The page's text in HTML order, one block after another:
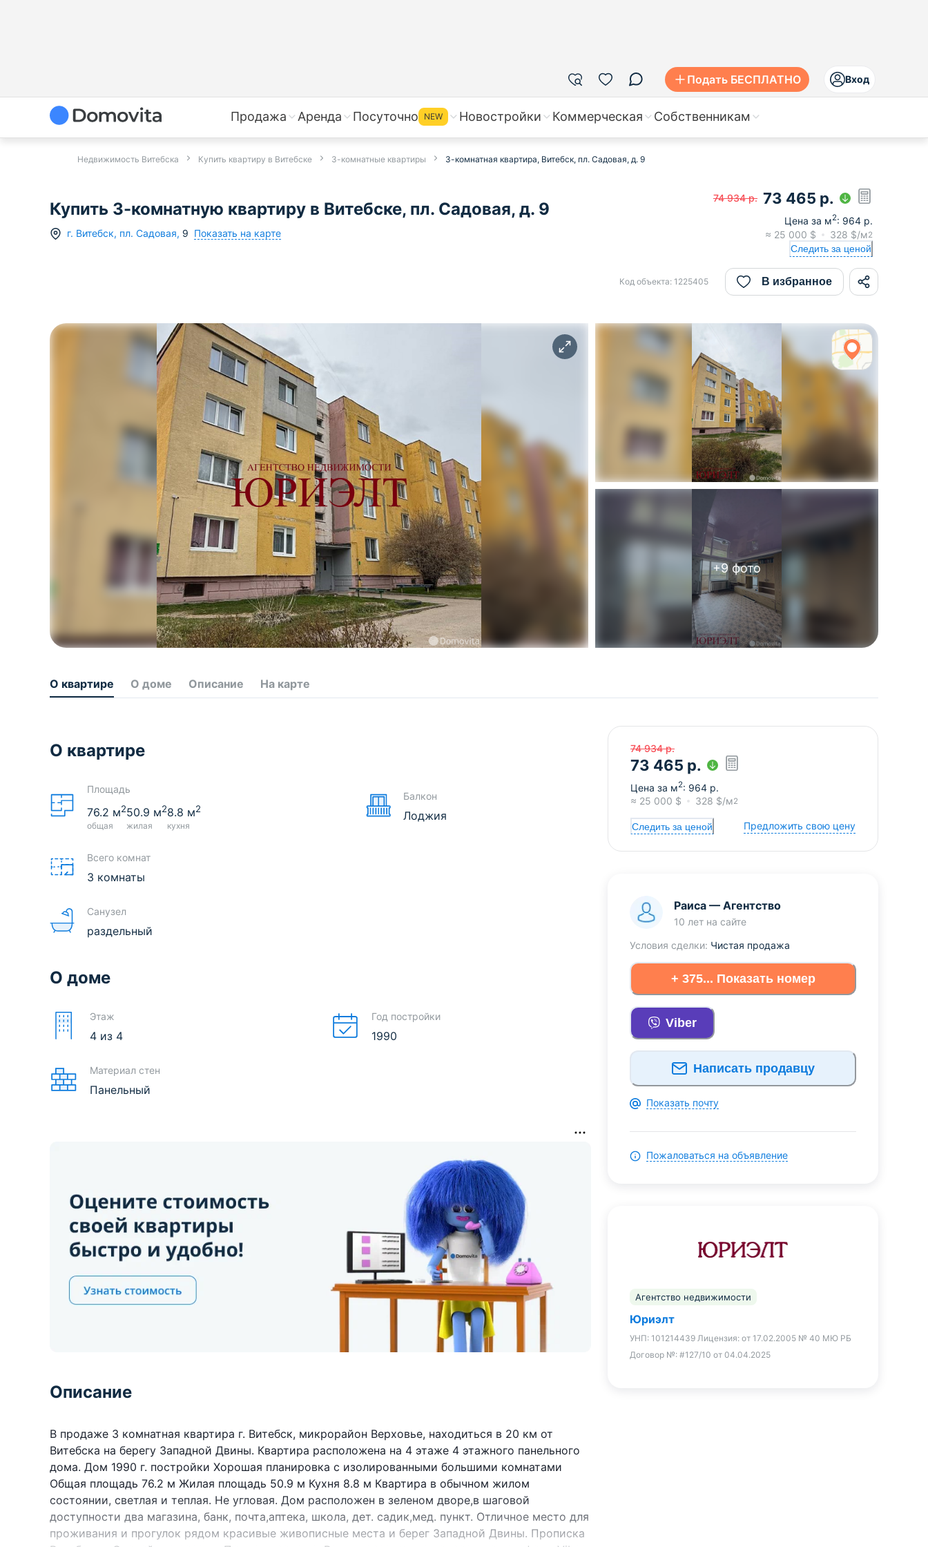
Подать БЕСПЛАТНО Вход
Продажа Аренда Посуточно NEW Новостройки Коммерческая Собственникам
Недвижимость Витебска Купить квартиру в Витебске 3-комнатные квартиры 3-комнатная квартира, Витебск, пл. Садовая, д. 9
Купить 3-комнатную квартиру в Витебске, пл. Садовая, д. 9
г. Витебск, пл. Садовая, 9 Показать на карте
74 934 р. 73 465 р.
Цена за м2: 964 р.
≈ 25 000 $ 328 $/м2
Следить за ценой
Код объекта: 1225405 В избранное
+9 фото
О квартире О доме Описание На карте
О квартире
Площадь
76.2 м2
общая
50.9 м2
жилая
8.8 м2
кухня
Всего комнат
3 комнаты
Санузел
раздельный
Балкон
Лоджия
О доме
Этаж
4 из 4
Материал стен
Панельный
Год постройки
1990
Описание
В продаже 3 комнатная квартира г. Витебск, микрорайон Верховье, находиться в 20 км от
Витебска на берегу Западной Двины. Квартира расположена на 4 этаже 4 этажного панельного
дома. Дом 1990 г. постройки Хорошая планировка с изолированными большими комнатами
Общая площадь 76.2 м Жилая площадь 50.9 м Кухня 8.8 м Квартира в обычном жилом
состоянии, светлая и теплая. Не угловая. Дом расположен в зеленом дворе,в шаговой
доступности два магазина, банк, почта,аптека, школа, дет. садик,мед. пункт. Отличное место для
проживания и прогулок рядом красивые живописные места и берег Западной Двины. Прописка
74 934 р.
73 465 р.
Цена за м2: 964 р.
≈ 25 000 $ 328 $/м2
Следить за ценой Предложить свою цену
Раиса — Агентство
10 лет на сайте
Условия сделки: Чистая продажа
+ 375... Показать номер
Viber
Написать продавцу
Показать почту
Пожаловаться на объявление
Агентство недвижимости
Юриэлт
УНП: 101214439 Лицензия: от 17.02.2005 № 40 МЮ РБ
Договор №: #127/10 от 04.04.2025